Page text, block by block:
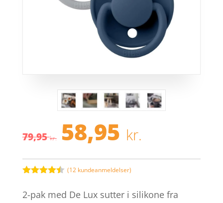
79,95kr. Den
oprindelige
pris
var:
79,95 kr..
58,95 kr.
pris
er:
ud af 5
(12 kundeanmeldelser)
2-pak med De Lux sutter i silikone fra